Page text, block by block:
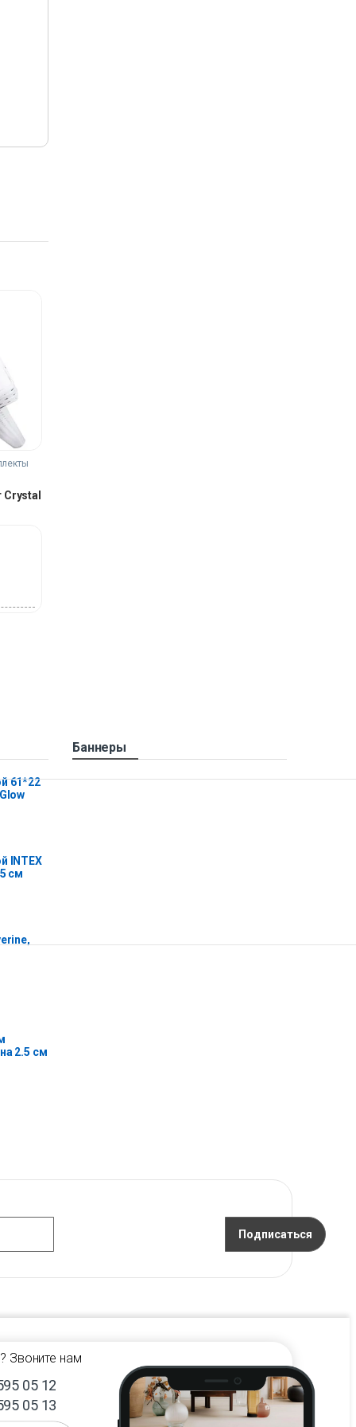
61*22
INTEX
см
2.5 см
Баннеры
Подписаться
Звоните нам
05 12
05 13